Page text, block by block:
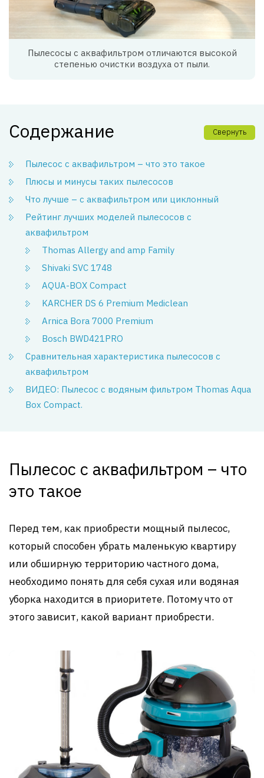
Пылесосы с аквафильтром отличаются высокой
степенью очистки воздуха от пыли.
Содержание Свернуть
Пылесос с аквафильтром – что это такое
Плюсы и минусы таких пылесосов
Что лучше – с аквафильтром или циклонный
Рейтинг лучших моделей пылесосов с
аквафильтром
Thomas Allergy and amp Family
Shivaki SVC 1748
AQUA-BOX Compact
KARCHER DS 6 Premium Mediclean
Arnica Bora 7000 Premium
Bosch BWD421PRO
Сравнительная характеристика пылесосов с
аквафильтром
ВИДЕО: Пылесос с водяным фильтром Thomas Aqua
Box Compact.
Пылесос с аквафильтром – что
это такое
Перед тем, как приобрести мощный пылесос,
который способен убрать маленькую квартиру
или обширную территорию частного дома,
необходимо понять для себя сухая или водяная
уборка находится в приоритете. Потому что от
этого зависит, какой вариант приобрести.